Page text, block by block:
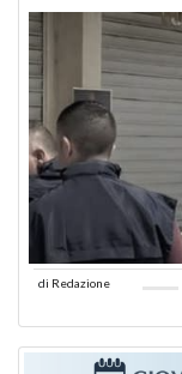
di Redazione